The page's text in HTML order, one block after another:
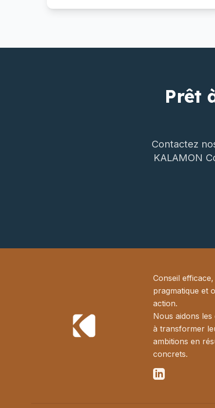
Prêt
Contactez
KALAMON
Conseil efficace,
pragmatique et
action.
Nous aidons les
à transformer
ambitions en
concrets.